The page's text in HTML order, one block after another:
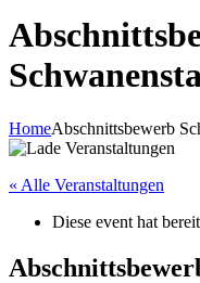
HomeAbschnittsbewerb
« Alle Veranstaltungen
Diese event hat